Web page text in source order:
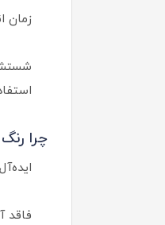
زمان
چرا
فاقد